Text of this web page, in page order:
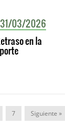
31/03/2026
en la
7 Siguiente »